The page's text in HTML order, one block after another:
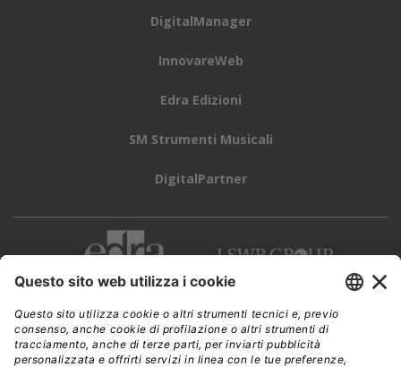
DigitalManager
InnovareWeb
Edra Edizioni
SM Strumenti Musicali
DigitalPartner
CWI è una testata giornalistica diEdra Edizioni s.r.l.
Direzione, amministrazione, redazione, pubblicità
Viale Enrico Forlanini 21 - 20134 Milano